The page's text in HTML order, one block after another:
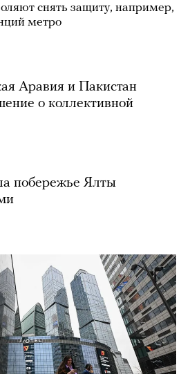
снять защиту, например,
метро
Аравия и Пакистан
о коллективной
побережье Ялты